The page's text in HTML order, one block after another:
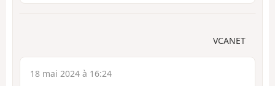
VCANET
18 mai 2024 à 16:24